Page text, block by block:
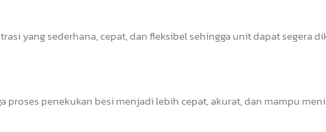
yang sederhana, cepat, dan fleksibel sehingga unit dapat segera
proses penekukan besi menjadi lebih cepat, akurat, dan mampu